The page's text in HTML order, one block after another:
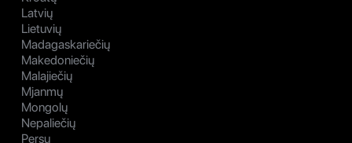
Latvių
Lietuvių
Madagaskariečių
Makedoniečių
Malajiečių
Mjanmų
Mongolų
Nepaliečių
Persų